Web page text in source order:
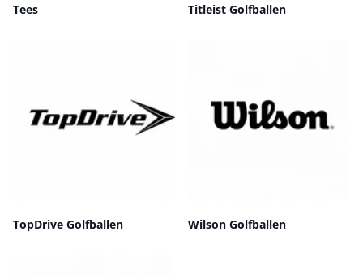
Tees Titleist Golfballen
TopDrive Golfballen Wilson Golfballen